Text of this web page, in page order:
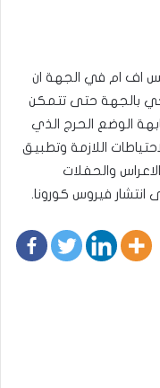
اف ام في الجهة ان
بالجهة حتى تتمكن
الوضع الحرج الذي
اللازمة وتطبيق
والحفلات
فيروس كورونا.